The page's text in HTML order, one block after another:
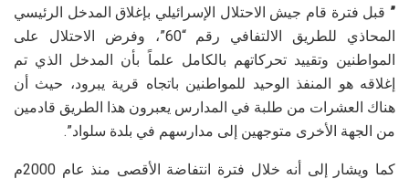
” قبل فترة قام جيش الاحتلال الإسرائيلي بإغلاق المدخل الرئيسي
المحاذي للطريق الالتفافي رقم “60”، وفرض الاحتلال على
المواطنين وتقييد تحركاتهم بالكامل علماً بأن المدخل الذي تم
إغلاقه هو المنفذ الوحيد للمواطنين باتجاه قرية يبرود، حيث أن
هناك العشرات من طلبة في المدارس يعبرون هذا الطريق قادمين
من الجهة الأخرى متوجهين إلى مدارسهم في بلدة سلواد”.
كما ويشار إلى أنه خلال فترة انتفاضة الأقصى منذ عام 2000م